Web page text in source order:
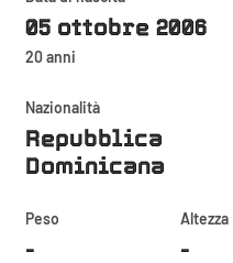
05 ottobre 2006
20 anni
Nazionalità
Repubblica
Dominicana
Peso
-
Altezza
-